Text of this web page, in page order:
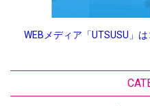
WEBメディア「UTSUSU」は